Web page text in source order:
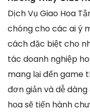
Dịch Vụ Giao Hoa
chóng cho các ai ý
cách đặc biệt cho
tác doanh nghiệp
mang lại đến game
đơn giản và dễ
hoa sẽ tiến hành